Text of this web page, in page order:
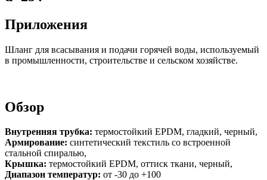
Приложения
Шланг для всасывания и подачи горячей воды, используемый
в промышленности, строительстве и сельском хозяйстве.
Обзор
Внутренняя трубка: термостойкий EPDM, гладкий, черный,
Армирование: синтетический текстиль со встроенной
стальной спиралью,
Крышка: термостойкий EPDM, оттиск ткани, черный,
Диапазон температур: от -30 до +100